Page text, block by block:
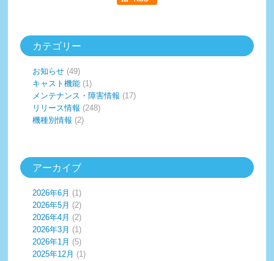
カテゴリー
お知らせ (49)
キャスト機能 (1)
メンテナンス・障害情報 (17)
リリース情報 (248)
機種別情報 (2)
アーカイブ
2026年6月 (1)
2026年5月 (2)
2026年4月 (2)
2026年3月 (1)
2026年1月 (5)
2025年12月 (1)